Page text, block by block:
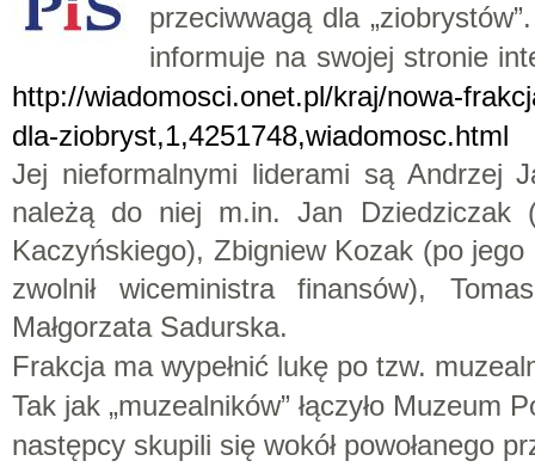
przeciwwagą dla
informuje na swojej stronie
http://wiadomosci.onet.pl/kraj/nowa-
dla-ziobryst,1,4251748,wiadomosc.html
Jej nieformalnymi liderami są Andrzej
należą do niej m.in. Jan Dziedziczak
Kaczyńskiego), Zbigniew Kozak (po jego
zwolnił wiceministrafinansów),
Małgorzata Sadurska.
Frakcja ma wypełnić lukę po tzw.
Tak jak „muzealników” łączyło Muzeum
następcy skupili się wokół powołanego